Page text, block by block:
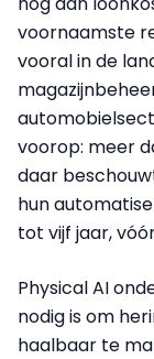
voornaamste
vooral in de
voorop: meer
daar
hun
tot vijf jaar,
Physical AI
nodig is om
haalbaar te